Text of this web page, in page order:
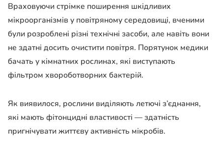
Враховуючи стрімке поширення шкідливих
мікроорганізмів у повітряному середовищі, вченими
були розроблені різні технічні засоби, але навіть вони
не здатні досить очистити повітря. Порятунок медики
бачать у кімнатних рослинах, які виступають
фільтром хвороботворних бактерій.
Як виявилося, рослини виділяють летючі з’єднання,
які мають фітонцидні властивості — здатність
пригнічувати життєву активність мікробів.